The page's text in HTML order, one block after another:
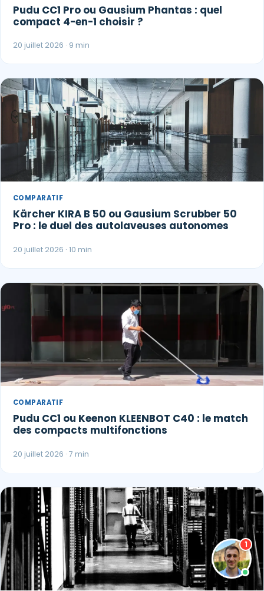
Pudu CC1 Pro ou Gausium Phantas : quel
compact 4-en-1 choisir ?
20 juillet 2026 · 9 min
COMPARATIF
Kärcher KIRA B 50 ou Gausium Scrubber 50
Pro : le duel des autolaveuses autonomes
20 juillet 2026 · 10 min
COMPARATIF
Pudu CC1 ou Keenon KLEENBOT C40 : le match
des compacts multifonctions
20 juillet 2026 · 7 min
1
Paul · Easy to Clean
Clone du co-fondateur · En ligne 📅 ↺ ✕